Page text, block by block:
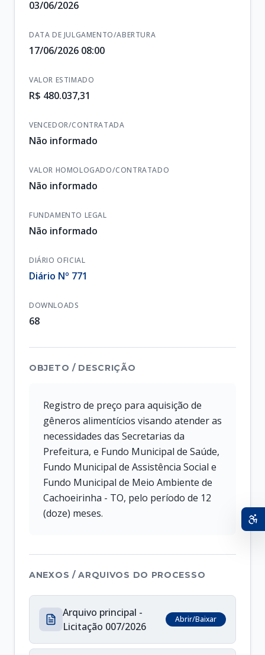
03/06/2026
DATA DE JULGAMENTO/ABERTURA
17/06/2026 08:00
VALOR ESTIMADO
R$ 480.037,31
VENCEDOR/CONTRATADA
Não informado
VALOR HOMOLOGADO/CONTRATADO
Não informado
FUNDAMENTO LEGAL
Não informado
DIÁRIO OFICIAL
Diário Nº 771
DOWNLOADS
68
OBJETO / DESCRIÇÃO
Registro de preço para aquisição de
gêneros alimentícios visando atender as
necessidades das Secretarias da
Prefeitura, e Fundo Municipal de Saúde,
Fundo Municipal de Assistência Social e
Fundo Municipal de Meio Ambiente de
Cachoeirinha - TO, pelo período de 12
(doze) meses.
ANEXOS / ARQUIVOS DO PROCESSO
Arquivo principal -
Licitação 007/2026
Abrir/Baixar